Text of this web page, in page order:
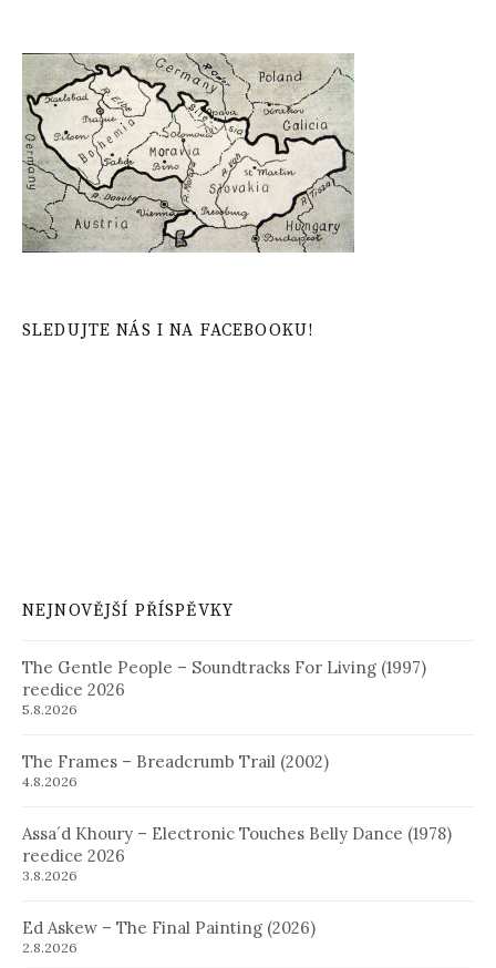
SLEDUJTE NÁS I NA FACEBOOKU!
NEJNOVĚJŠÍ PŘÍSPĚVKY
The Gentle People – Soundtracks For Living (1997)
reedice 2026
5.8.2026
The Frames – Breadcrumb Trail (2002)
4.8.2026
Assa´d Khoury – Electronic Touches Belly Dance (1978)
reedice 2026
3.8.2026
Ed Askew – The Final Painting (2026)
2.8.2026